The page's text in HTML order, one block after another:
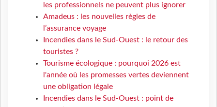
les professionnels ne peuvent plus ignorer
Amadeus : les nouvelles règles de
l’assurance voyage
Incendies dans le Sud-Ouest : le retour des
touristes ?
Tourisme écologique : pourquoi 2026 est
l'année où les promesses vertes deviennent
une obligation légale
Incendies dans le Sud-Ouest : point de